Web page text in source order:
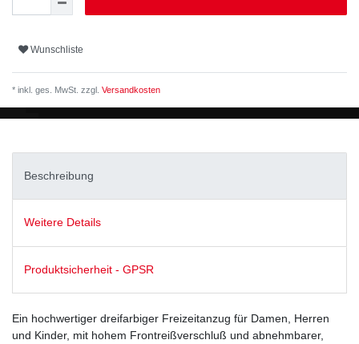
Wunschliste
* inkl. ges. MwSt. zzgl. Versandkosten
Beschreibung
Weitere Details
Produktsicherheit - GPSR
Ein hochwertiger dreifarbiger Freizeitanzug für Damen, Herren
und Kinder, mit hohem Frontreißverschluß und abnehmbarer,